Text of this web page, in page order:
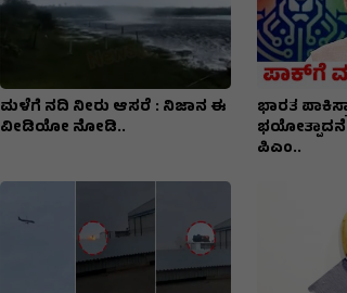
ಮಳೆಗೆ ನದಿ ನೀರು ಆಸರೆ : ನಿಜಾನ ಈ
ವೀಡಿಯೋ ನೋಡಿ..
ಭಾರತ
ಭಯೋತ್ಪಾದನೆ
ಪಿಎಂ..